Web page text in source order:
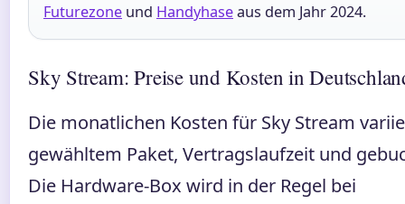
Futurezone und Handyhaseaus dem Jahr 2024.
Sky Stream: Preise und Kosten in
Die monatlichen Kosten für Sky Stream
gewähltem Paket, Vertragslaufzeit und
Die Hardware-Box wird in der Regel bei